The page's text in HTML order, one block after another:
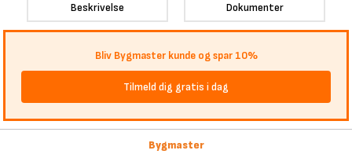
Beskrivelse Dokumenter
Bliv Bygmaster kunde og spar 10%
Tilmeld dig gratis i dag
Bygmaster